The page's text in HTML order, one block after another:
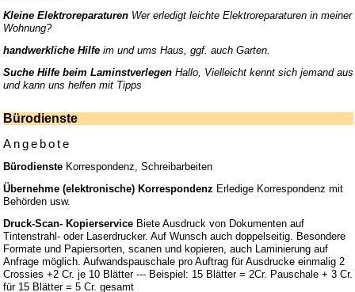
Kleine Elektroreparaturen Wer erledigt leichte Elektroreparaturen in meiner
Wohnung?
handwerkliche Hilfe im und ums Haus, ggf. auch Garten.
Suche Hilfe beim Laminstverlegen Hallo, Vielleicht kennt sich jemand aus
und kann uns helfen mit Tipps
Bürodienste
Angebote
Bürodienste Korrespondenz, Schreibarbeiten
Übernehme (elektronische) Korrespondenz Erledige Korrespondenz mit
Behörden usw.
Druck-Scan- Kopierservice Biete Ausdruck von Dokumenten auf
Tintenstrahl- oder Laserdrucker. Auf Wunsch auch doppelseitig. Besondere
Formate und Papiersorten, scanen und kopieren, auch Laminierung auf
Anfrage möglich. Aufwandspauschale pro Auftrag für Ausdrucke einmalig 2
Crossies +2 Cr. je 10 Blätter --- Beispiel: 15 Blätter = 2Cr. Pauschale + 3 Cr.
für 15 Blätter = 5 Cr. gesamt